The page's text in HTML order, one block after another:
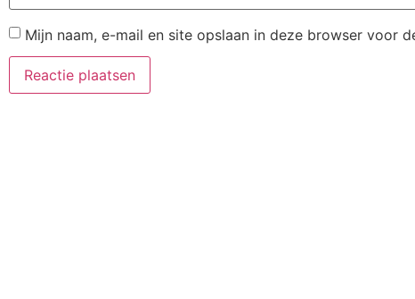
Mijn naam, e-mail en site opslaan in deze browser voor